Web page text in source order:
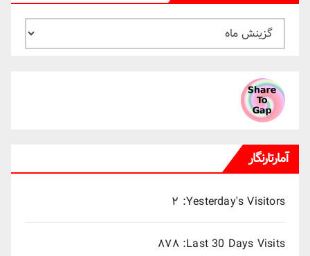
بایگانی
ماهانه
آمارتارنگار
Yesterday's Visitors: ۲
Last 30 Days Visits: ۸۷۸